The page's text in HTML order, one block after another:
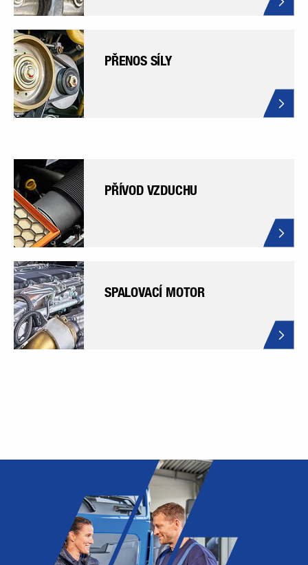
PŘENOS SÍLY
PŘÍVOD VZDUCHU
SPALOVACÍ MOTOR